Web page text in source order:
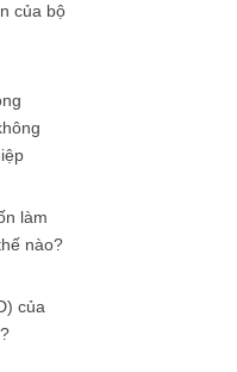
của bộ
làm
nào?
của